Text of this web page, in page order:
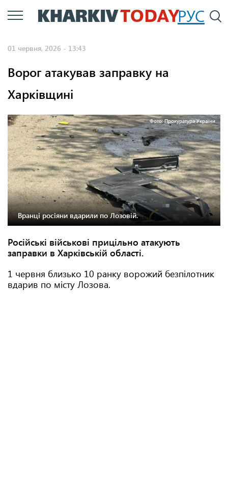
Перейти
до
РУС
01 червня, 2026 - 13:43
Ворог атакував заправку на
Харківщині
Фото: Прокуратура України
Вранці росіяни вдарили по Лозовій.
Російські військові прицільно атакують
заправки в Харківській області.
1 червня близько 10 ранку ворожий безпілотник
вдарив по місту Лозова.